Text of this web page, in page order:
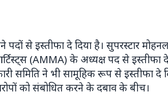
पदों से इस्तीफा दे दिया है। सुपरस्टार
(AMMA) के अध्यक्ष पद से इस्तीफा
समिति ने भी सामूहिक रूप से इस्तीफा दे
को संबोधित करने के दबाव के बीच।